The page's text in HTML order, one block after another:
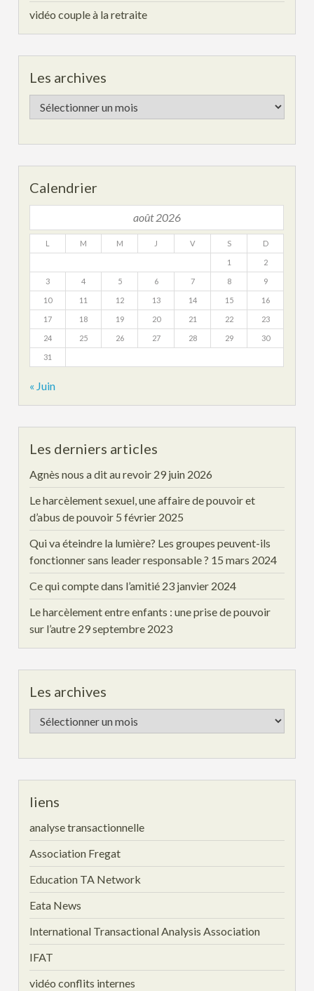
vidéo couple à la retraite
Les archives
Les
archives
Calendrier
août 2026
L M M J V S D
1 2
3 4 5 6 7 8 9
10 11 12 13 14 15 16
17 18 19 20 21 22 23
24 25 26 27 28 29 30
31
« Juin
Les derniers articles
Agnès nous a dit au revoir 29 juin 2026
Le harcèlement sexuel, une affaire de pouvoir et
d’abus de pouvoir 5 février 2025
Qui va éteindre la lumière? Les groupes peuvent-ils
fonctionner sans leader responsable ? 15 mars 2024
Ce qui compte dans l’amitié 23 janvier 2024
Le harcèlement entre enfants : une prise de pouvoir
sur l’autre 29 septembre 2023
Les archives
Les
archives
liens
analyse transactionnelle
Association Fregat
Education TA Network
Eata News
International Transactional Analysis Association
IFAT
vidéo conflits internes